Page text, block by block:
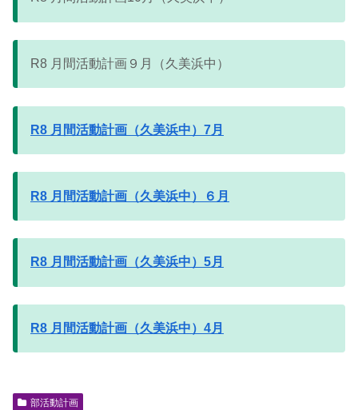
R8 月間活動計画９月（久美浜中）
R8 月間活動計画（久美浜中）7月
R8 月間活動計画（久美浜中）６月
R8 月間活動計画（久美浜中）5月
R8 月間活動計画（久美浜中）4月
部活動計画